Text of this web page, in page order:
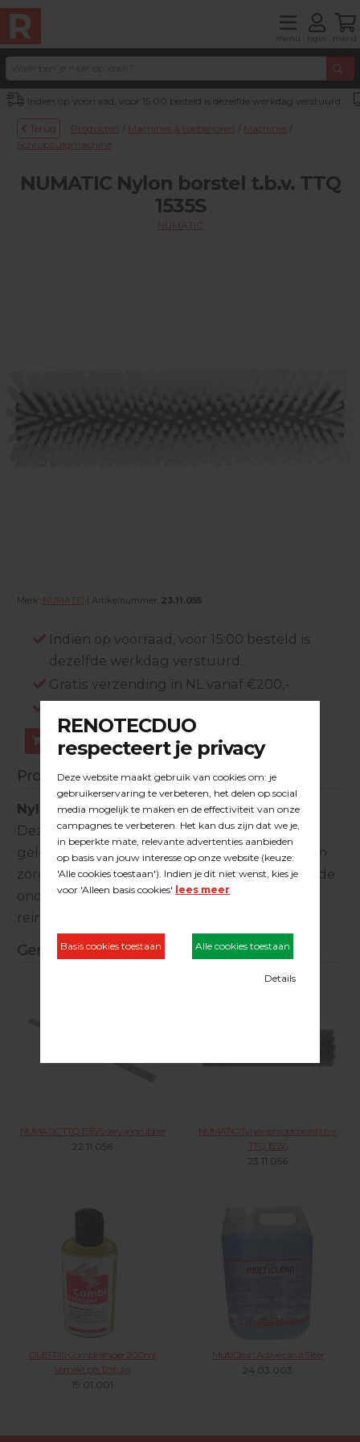
menu login mand
Indien op voorraad, voor 15:00 besteld is dezelfde werkdag verstuurd
Terug Producten / Machines & toebehoren / Machines /
Schrobzuigmachine
NUMATIC Nylon borstel t.b.v. TTQ
1535S
NUMATIC
Merk: NUMATIC | Artikelnummer: 23.11.055
Indien op voorraad, voor 15:00 besteld is
dezelfde werkdag verstuurd.
Gratis verzending in NL vanaf €200,-
Productinformatie
Nylon schrobborstel
Deze nylon schrobborstel wordt standaard
geleverd op de borstel/schrob zuigmachine en
zorgt voor een goede reiniging van de vervuilde
ondergronden. Bijzonder geschikt voor het
reinigen van gladde en egale oppervlakken.
Gerelateerde producten
NUMATIC TTQ 1535/S vervangrubber
22.11.056
NUMATIC Tynex schrobborstel t.b.v.
TTQ 1535S
23.11.056
OLIEFRIS Combireiniger 200ml.
Verpakt per 12 stuks
19.01.001
MultiClean Active can à 5 liter
24.03.003